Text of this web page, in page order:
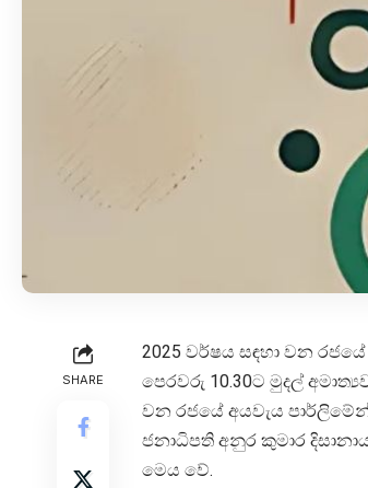
SHARE
2025 වර්ෂය සඳහා වන
පෙරවරු 10.30ට මුදල්
වන රජයේ අයවැය
ජනාධිපති අනුර කුමාර
මෙය වේ.